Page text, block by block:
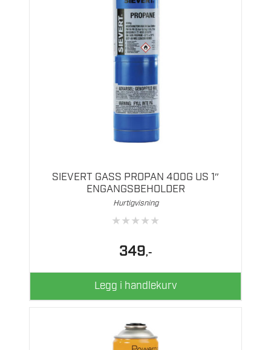
SIEVERT GASS PROPAN 400G US 1″
ENGANGSBEHOLDER
Hurtigvisning
★★★★★
349,-
Legg i handlekurv